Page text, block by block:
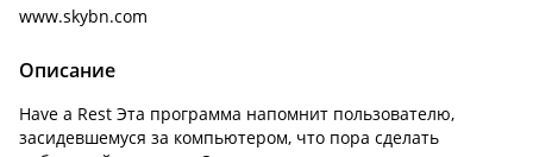
www.skybn.com
Описание
Have a Rest Эта программа напомнит пользователю,
засидевшемуся за компьютером, что пора сделать